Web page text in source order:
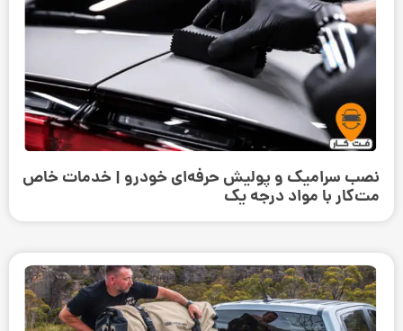
نصب سرامیک و پولیش حرفه‌ای خودرو | خدمات خاص
مت‌کار با مواد درجه یک